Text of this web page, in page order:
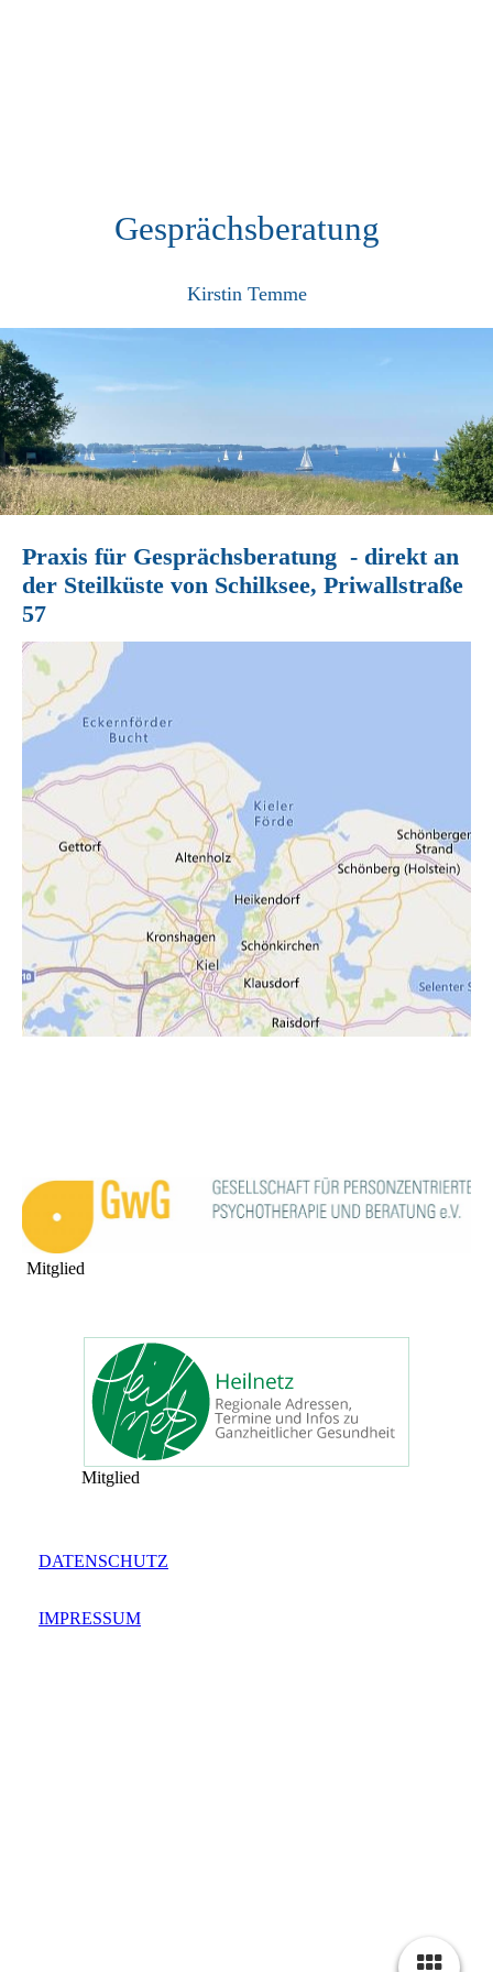
Gesprächsberatung
Kirstin Temme
Praxis für Gesprächsberatung - direkt an
der Steilküste von Schilksee, Priwallstraße
57
Mitglied
Mitglied
DATENSCHUTZ
IMPRESSUM